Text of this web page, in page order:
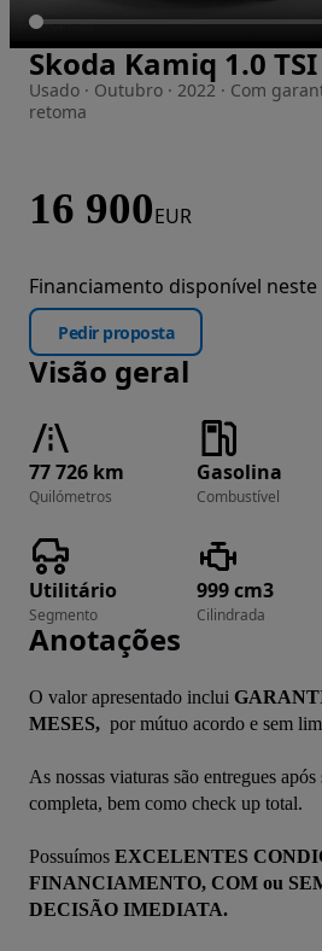
Imagem 1 de 31
Skoda Kamiq 1.0
Usado · Outubro · 2022 · Com
retoma
16 900EUR
Financiamento disponível neste
Pedir proposta
Visão geral
77 726 km
Quilómetros
Gasolina
Combustível
Utilitário
Segmento
999 cm3
Cilindrada
Anotações
O valor apresentado inclui
MESES, por mútuo acordo e sem
As nossas viaturas são entregues
completa, bem como check up total.
Possuímos EXCELENTES
FINANCIAMENTO, COM ou
DECISÃO IMEDIATA.